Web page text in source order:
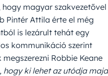
magyar szakvezetővel
Pintér Attila érte el még
is lezárult tehát egy
kommunikáció szerint
Robbie Keane
hogy ki lehet az utódja majd